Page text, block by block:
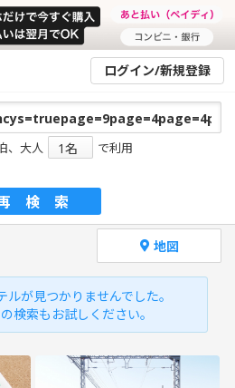
ログイン/新規登録
、大人
で利用
検索
地図
ルが見つかりませんでした。
検索もお試しください。